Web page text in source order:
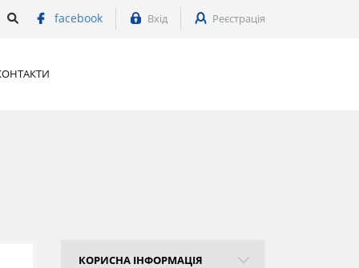
facebook Вхід Реєстрація
КОРИСНА ІНФОРМАЦІЯ